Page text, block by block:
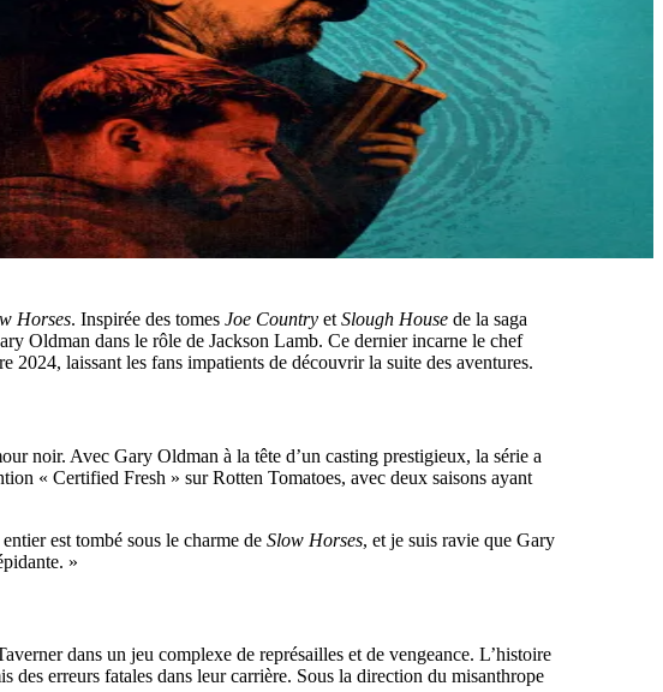
Horses. Inspirée des tomes Joe Country et Slough House de la saga
Oldman dans le rôle de Jackson Lamb. Ce dernier incarne le chef
laissant les fans impatients de découvrir la suite des aventures.
noir. Avec Gary Oldman à la tête d’un casting prestigieux, la série a
« Certified Fresh » sur Rotten Tomatoes, avec deux saisons ayant
est tombé sous le charme de Slow Horses, et je suis ravie que Gary
»
dans un jeu complexe de représailles et de vengeance. L’histoire
erreurs fatales dans leur carrière. Sous la direction du misanthrope